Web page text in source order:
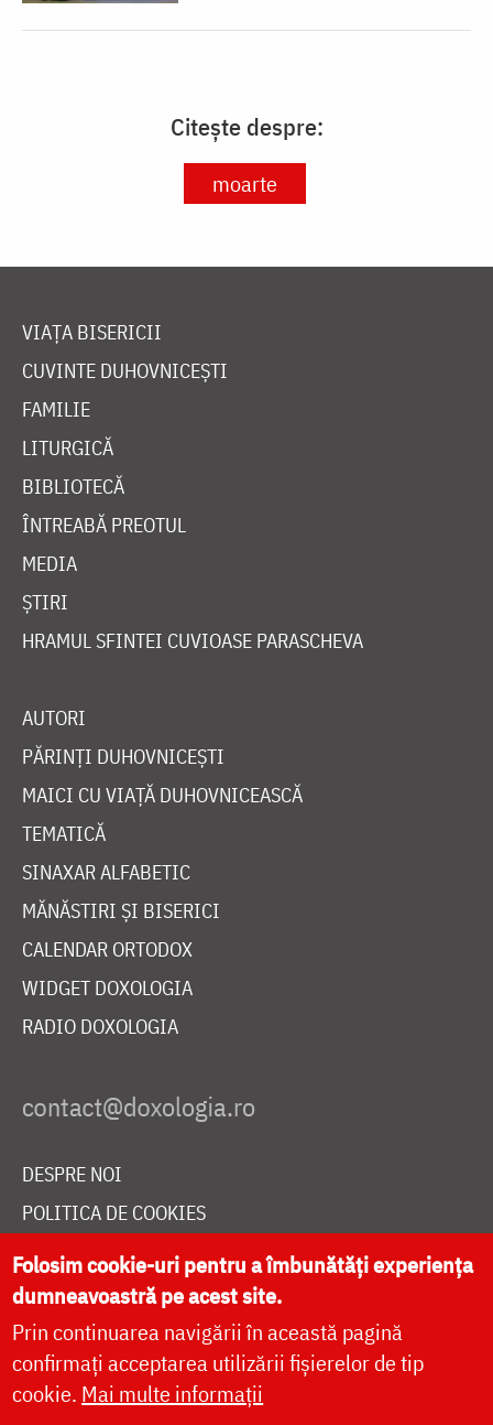
Citește despre:
moarte
VIAȚA BISERICII
CUVINTE DUHOVNICEȘTI
FAMILIE
LITURGICĂ
BIBLIOTECĂ
ÎNTREABĂ PREOTUL
MEDIA
ȘTIRI
HRAMUL SFINTEI CUVIOASE PARASCHEVA
AUTORI
PĂRINȚI DUHOVNICEȘTI
MAICI CU VIAȚĂ DUHOVNICEASCĂ
TEMATICĂ
SINAXAR ALFABETIC
MĂNĂSTIRI ȘI BISERICI
CALENDAR ORTODOX
WIDGET DOXOLOGIA
RADIO DOXOLOGIA
DESPRE NOI
POLITICA DE COOKIES
DONEAZĂ ONLINE PENTRU CATEDRALA NAȚIONALĂ
LIVE
Folosim cookie-uri pentru a îmbunătăți experiența
dumneavoastră pe acest site.
Prin continuarea navigării în această pagină
confirmați acceptarea utilizării fișierelor de tip
cookie. Mai multe informații